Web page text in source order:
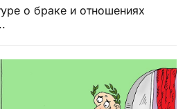
о браке и отношениях